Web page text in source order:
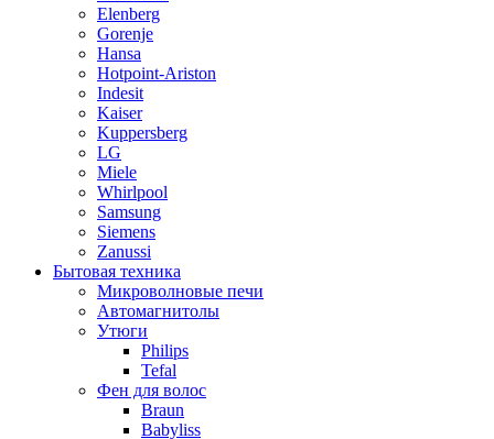
Elenberg
Gorenje
Hansa
Hotpoint-Ariston
Indesit
Kaiser
Kuppersberg
LG
Miele
Whirlpool
Samsung
Siemens
Zanussi
Бытовая техника
Микроволновые печи
Автомагнитолы
Утюги
Philips
Tefal
Фен для волос
Braun
Babyliss